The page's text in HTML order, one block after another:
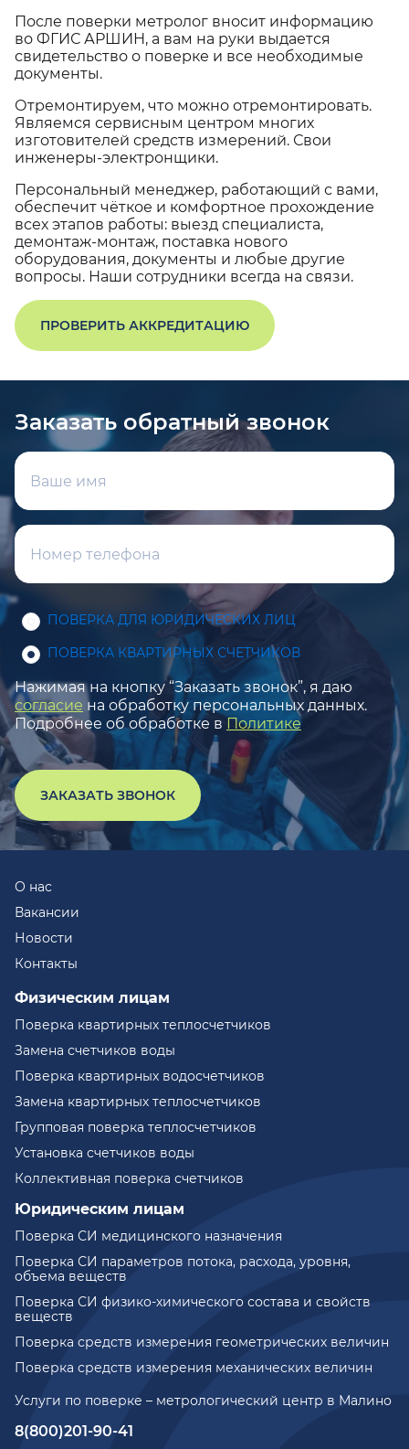
После поверки метролог вносит информацию
во ФГИС АРШИН, а вам на руки выдается
свидетельство о поверке и все необходимые
документы.
Отремонтируем, что можно отремонтировать.
Являемся сервисным центром многих
изготовителей средств измерений. Свои
инженеры-электронщики.
Персональный менеджер, работающий с вами,
обеспечит чёткое и комфортное прохождение
всех этапов работы: выезд специалиста,
демонтаж-монтаж, поставка нового
оборудования, документы и любые другие
вопросы. Наши сотрудники всегда на связи.
ПРОВЕРИТЬ АККРЕДИТАЦИЮ
Заказать обратный звонок
ПОВЕРКА ДЛЯ ЮРИДИЧЕСКИХ ЛИЦ
ПОВЕРКА КВАРТИРНЫХ СЧЕТЧИКОВ
Нажимая на кнопку “Заказать звонок”, я даю
согласие на обработку персональных данных.
Подробнее об обработке в Политике
ЗАКАЗАТЬ ЗВОНОК
Услуги по поверке – метрологический центр в Малино
8(800)201-90-41
О нас
Вакансии
Новости
Контакты
Физическим лицам
Поверка квартирных теплосчетчиков
Замена счетчиков воды
Поверка квартирных водосчетчиков
Замена квартирных теплосчетчиков
Групповая поверка теплосчетчиков
Установка счетчиков воды
Коллективная поверка счетчиков
Юридическим лицам
Поверка СИ медицинского назначения
Поверка СИ параметров потока, расхода, уровня,
объема веществ
Поверка СИ физико-химического состава и свойств
веществ
Поверка средств измерения геометрических величин
Поверка средств измерения механических величин